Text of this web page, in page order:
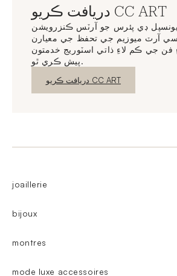
دريافت ڪريو CC ART
ڊي پئرس جو آرٽس ڪنزرويشن
آرٽ ميوزيم جي تحفظ جي معيارن
فن جي ڪم لاءِ ذاتي اسٽوريج خدمتون
پيش ڪري ٿو.
نئين ونڊو دريافت ڪريو CC ART
joaillerie
bijoux
montres
mode luxe accessoires